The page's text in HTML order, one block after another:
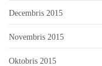
Decembris 2015
Novembris 2015
Oktobris 2015